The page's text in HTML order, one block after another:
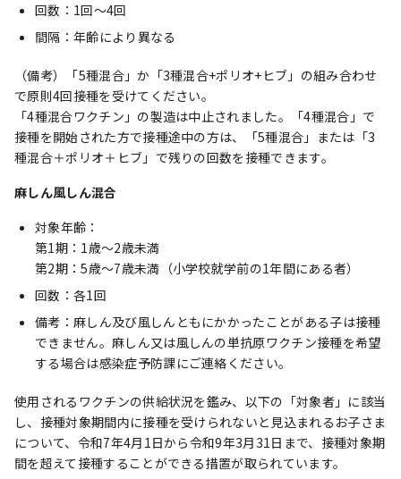
回数：1回～4回
間隔：年齢により異なる
（備考）「5種混合」か「3種混合+ポリオ+ヒブ」の組み合わせ
で原則4回接種を受けてください。
「4種混合ワクチン」の製造は中止されました。「4種混合」で
接種を開始された方で接種途中の方は、「5種混合」または「3
種混合＋ポリオ＋ヒブ」で残りの回数を接種できます。
麻しん風しん混合
対象年齢：
第1期：1歳～2歳未満
第2期：5歳～7歳未満（小学校就学前の1年間にある者）
回数：各1回
備考：麻しん及び風しんともにかかったことがある子は接種
できません。麻しん又は風しんの単抗原ワクチン接種を希望
する場合は感染症予防課にご連絡ください。
使用されるワクチンの供給状況を鑑み、以下の「対象者」に該当
し、接種対象期間内に接種を受けられないと見込まれるお子さま
について、令和7年4月1日から令和9年3月31日まで、接種対象期
間を超えて接種することができる措置が取られています。